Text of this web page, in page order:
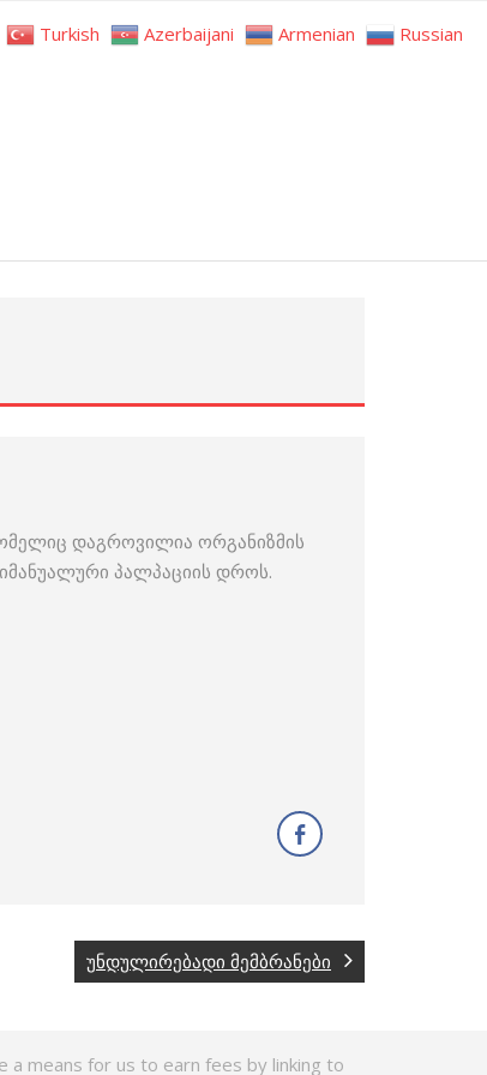
დაგროვილია ორგანიზმის
პალპაციის დროს.
უნდულირებადი მემბრანები
a means for us to earn fees by linking to
Turkish Azerbaijani Armenian Russian